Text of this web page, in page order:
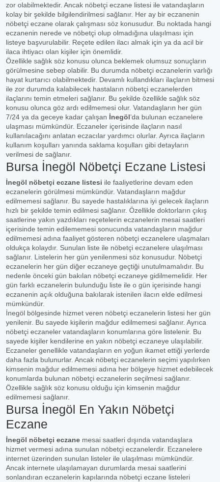
zor olabilmektedir. Ancak nöbetçi eczane listesi ile vatandaşların
kolay bir şekilde bilgilendirilmesi sağlanır. Her ay bir eczanenin
nöbetçi eczane olarak çalışması söz konusudur. Bu noktada hangi
eczanenin nerede ve nöbetçi olup olmadığına ulaşılması için
listeye başvurulabilir. Reçete edilen ilacı almak için ya da acil bir
ilaca ihtiyacı olan kişiler için önemlidir.
Özellikle sağlık söz konusu olunca beklemek olumsuz sonuçların
görülmesine sebep olabilir. Bu durumda nöbetçi eczanelerin varlığı
hayat kurtarıcı olabilmektedir. Devamlı kullandıkları ilaçların bitmesi
ile zor durumda kalabilecek hastaların nöbetçi eczanelerden
ilaçlarını temin etmeleri sağlanır. Bu şekilde özellikle sağlık söz
konusu olunca göz ardı edilmemesi olur. Vatandaşların her gün
7/24 ya da geceye kadar çalışan İnegöl’da bulunan eczanelere
ulaşması mümkündür. Eczaneler içerisinde ilaçların nasıl
kullanılacağını anlatan eczacılar yardımcı olurlar. Ayrıca ilaçların
kullanım koşulları yanında saklama koşulları gibi detayların
verilmesi de sağlanır.
Bursa İnegöl Nöbetçi Eczane Listesi
İnegöl nöbetçi eczane listesi ile faaliyetlerine devam eden
eczanelerin görülmesi mümkündür. Vatandaşların mağdur
edilmemesi sağlanır. Bu sayede hastalıklarına iyi gelecek ilaçların
hızlı bir şekilde temin edilmesi sağlanır. Özellikle doktorların çıkış
saatlerine yakın yazdıkları reçetelerin eczanelerin mesai saatleri
içerisinde temin edilememesi sonucunda vatandaşların mağdur
edilmemesi adına faaliyet gösteren nöbetçi eczanelere ulaşmaları
oldukça kolaydır. Sunulan liste ile nöbetçi eczanelere ulaşılması
sağlanır. Listelerin her gün yenilenmesi söz konusudur. Nöbetçi
eczanelerin her gün diğer eczaneye geçtiği unutulmamalıdır. Bu
nedenle önceki gün bakılan nöbetçi eczaneye gidilmemelidir. Her
gün farklı eczanelerin bulunduğu liste ile o gün içerisinde hangi
eczanenin açık olduğuna bakılarak istenilen ilacın elde edilmesi
mümkündür.
İnegöl bölgesinde hizmet veren nöbetçi eczanelerin listesi her gün
yenilenir. Bu sayede kişilerin mağdur edilmemesi sağlanır. Ayrıca
nöbetçi eczaneler vatandaşların konumlarına göre listelenir. Bu
sayede kişiler kendilerine en yakın nöbetçi eczaneye ulaşılabilir.
Eczaneler genellikle vatandaşların en yoğun ikamet ettiği yerlerde
daha fazla bulunurlar. Ancak nöbetçi eczanelerin seçimi yapılırken
kimsenin mağdur edilmemesi adına her bölgeye hizmet edebilecek
konumlarda bulunan nöbetçi eczanelerin seçilmesi sağlanır.
Özellikle sağlık söz konusu olduğu için kimsenin mağdur
edilmemesi sağlanır.
Bursa İnegöl En Yakın Nöbetçi
Eczane
İnegöl nöbetçi eczane mesai saatleri dışında vatandaşlara
hizmet vermesi adına sunulan nöbetçi eczanelerdir. Eczanelere
internet üzerinden sunulan listeler ile ulaşılması mümkündür.
Ancak internete ulaşılamayan durumlarda mesai saatlerini
sonlandıran eczanelerin kapılarında nöbetçi eczane listeleri